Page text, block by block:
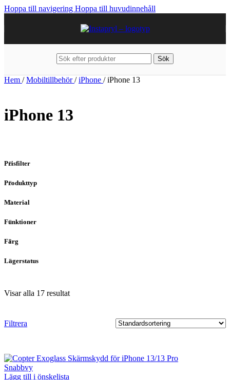
Hoppa till navigering Hoppa till huvudinnehåll
Sök
Hem / Mobiltillbehör/ iPhone / iPhone 13
iPhone 13
Prisfilter
Produkttyp
Material
Funktioner
Färg
Lagerstatus
Visar alla 17 resultat
Filtrera
Snabbvy
Lägg till i önskelista